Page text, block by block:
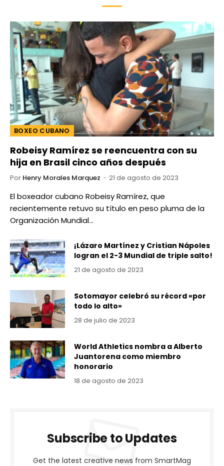
BOXEO CUBANO
Robeisy Ramírez se reencuentra con su
hija en Brasil cinco años después
Por Henry Morales Marquez 21 de agosto de 2023
El boxeador cubano Robeisy Ramírez, que
recientemente retuvo su título en peso pluma de la
Organización Mundial…
¡Lázaro Martínez y Cristian Nápoles
logran el 2-3 Mundial de triple salto!
21 de agosto de 2023
Sotomayor celebró su récord «por
todo lo alto»
28 de julio de 2023
World Athletics nombra a Alberto
Juantorena como miembro
honorario
18 de agosto de 2023
Subscribe to Updates
Get the latest creative news from SmartMag